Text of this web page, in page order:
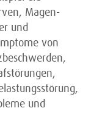
Magen-
und
von
und